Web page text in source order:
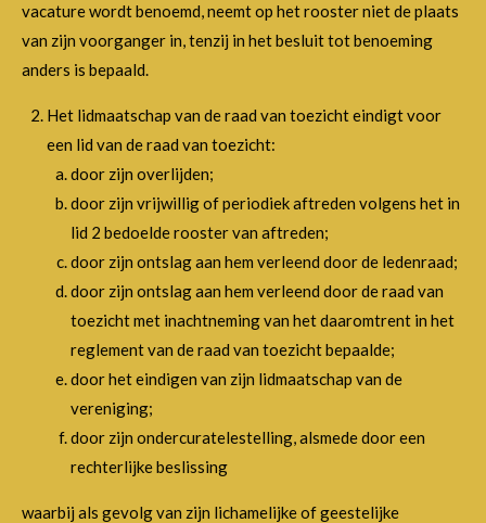
vacature wordt benoemd, neemt op het rooster niet de plaats
van zijn voorganger in, tenzij in het besluit tot benoeming
anders is bepaald.
Het lidmaatschap van de raad van toezicht eindigt voor
een lid van de raad van toezicht:
door zijn overlijden;
door zijn vrijwillig of periodiek aftreden volgens het in
lid 2 bedoelde rooster van aftreden;
door zijn ontslag aan hem verleend door de ledenraad;
door zijn ontslag aan hem verleend door de raad van
toezicht met inachtneming van het daaromtrent in het
reglement van de raad van toezicht bepaalde;
door het eindigen van zijn lidmaatschap van de
vereniging;
door zijn ondercuratelestelling, alsmede door een
rechterlijke beslissing
waarbij als gevolg van zijn lichamelijke of geestelijke